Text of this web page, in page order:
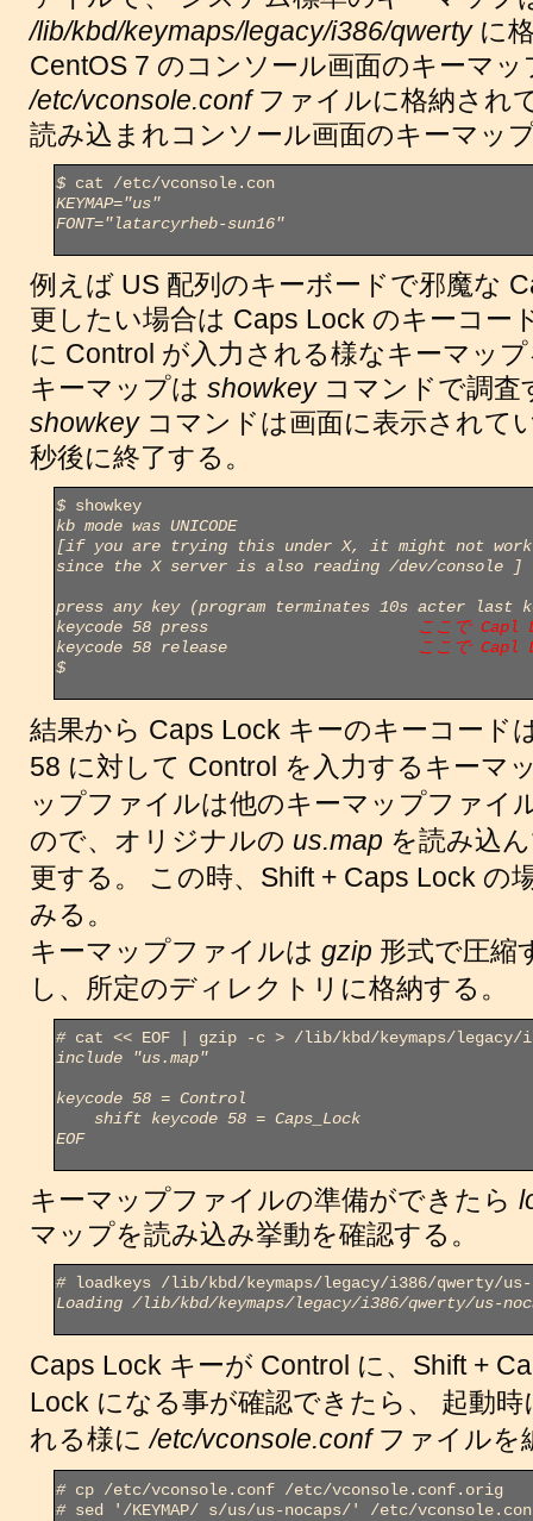
/lib/kbd/keymaps/legacy/i386/qwertyに
CentOS 7 のコンソール画面のキーマッ
/etc/vconsole.confファイルに格納され
読み込まれコンソール画面のキーマッ
$
cat /etc/vconsole.con
KEYMAP="us"
FONT="latarcyrheb-sun16"
例えば US 配列のキーボードで邪魔な
更したい場合は Caps Lock のキーコー
に Control が入力される様なキーマッ
キーマップは showkeyコマンドで調査
showkeyコマンドは画面に表示されて
秒後に終了する。
$
showkey
kb mode was UNICODE
[if you are trying this under X, it might not work
since the X server is also reading /dev/console ]
press any key (program terminates 10s acter last
keycode 58 press
ここで Capl
keycode 58 release
ここで Capl
$
結果から Caps Lock キーのキーコード
58 に対して Control を入力するキーマ
ップファイルは他のキーマップファイ
ので、オリジナルの us.map を読み込
更する。 この時、Shift + Caps Lock の
みる。
キーマップファイルは gzip 形式で圧縮
し、所定のディレクトリに格納する。
#
include "us.map"
keycode 58 = Control
    shift keycode 58 = Caps_Lock
EOF
キーマップファイルの準備ができたら
マップを読み込み挙動を確認する。
#
Loading /lib/kbd/keymaps/legacy/i386/qwerty/us-
Caps Lock キーが Control に、Shift +
Lock になる事が確認できたら、 起動
れる様に/etc/vconsole.confファイルを
#
cp /etc/vconsole.conf /etc/vconsole.conf.orig
# sed '/KEYMAP/ s/us/us-nocaps/' /etc/